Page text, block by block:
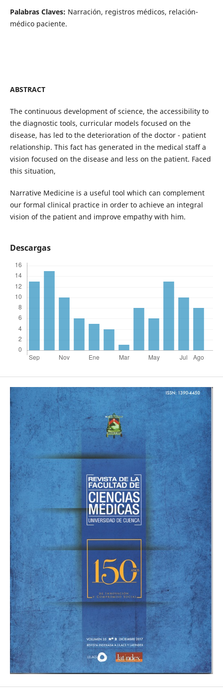
Palabras Claves: Narración, registros médicos, relación-
médico paciente.
ABSTRACT
The continuous development of science, the accessibility to
the diagnostic tools, curricular models focused on the
disease, has led to the deterioration of the doctor - patient
relationship. This fact has generated in the medical staff a
vision focused on the disease and less on the patient. Faced
this situation,
Narrative Medicine is a useful tool which can complement
our formal clinical practice in order to achieve an integral
vision of the patient and improve empathy with him.
Descargas